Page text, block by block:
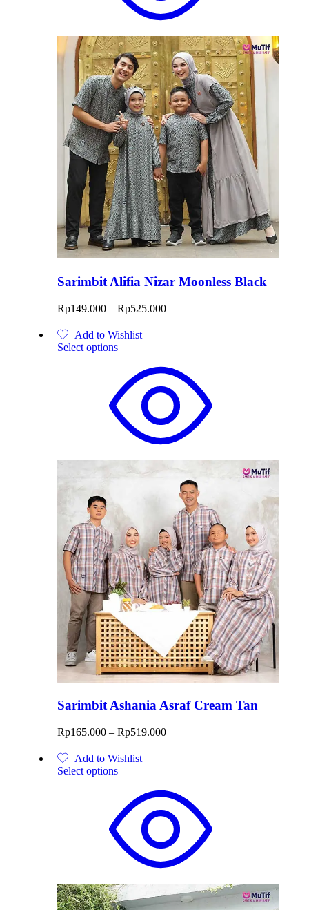
Sarimbit Alifia Nizar Moonless Black
Rp149.000 – Rp525.000
Add to Wishlist
Select options
Sarimbit Ashania Asraf Cream Tan
Rp165.000 – Rp519.000
Add to Wishlist
Select options